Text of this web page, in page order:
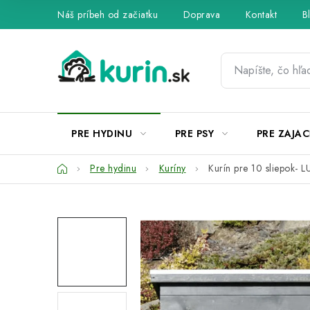
Náš príbeh od začiatku Doprava Kontakt
PRE HYDINU PRE PSY PRE
DomovPre hydinu Kuríny Kurín pre 10 sliepok-